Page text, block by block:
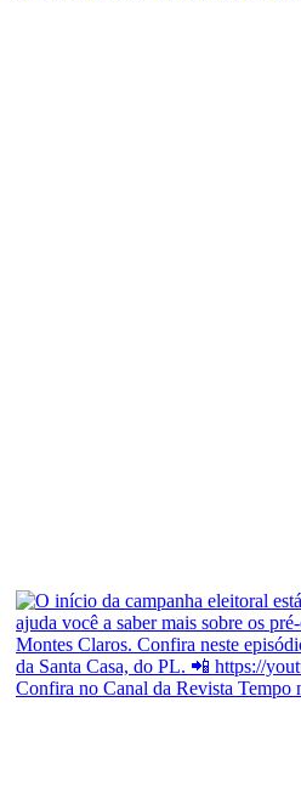
Confira no Canal da Revista Tempo